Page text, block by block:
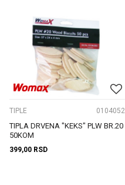
TIPLE 0104052
TIPLA DRVENA "KEKS" PLW BR.20
50KOM
399,00 RSD